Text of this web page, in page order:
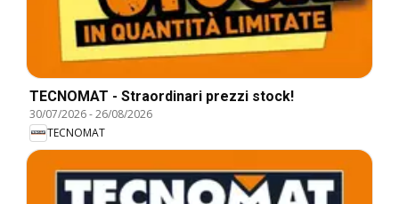
TECNOMAT - Straordinari prezzi stock!
30/07/2026-26/08/2026
TECNOMAT